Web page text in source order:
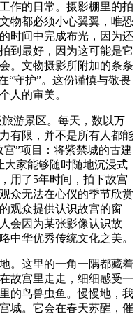
作的日常。摄影棚里的拍
物都必须小心翼翼，唯恐
时间中完成布光，因为还
到最好，因为这可能是它
。文物摄影所附加的条条
“守护”。这份谨慎与敬畏
人的审美。
游景区。每天，数以万
有限，并不是所有人都能
”项目：将紫禁城的古建
大家能够随时随地沉浸式
用了5年时间，拍下故宫
众无法在心仪的季节欣赏
观众提供认识故宫的窗
会因为某张影像认识故
中华优秀传统文化之美。
这里的一角一隅都藏着
故宫里走走，细细感受一
的鸟兽虫鱼。慢慢地，我
城。它会在春天苏醒，催